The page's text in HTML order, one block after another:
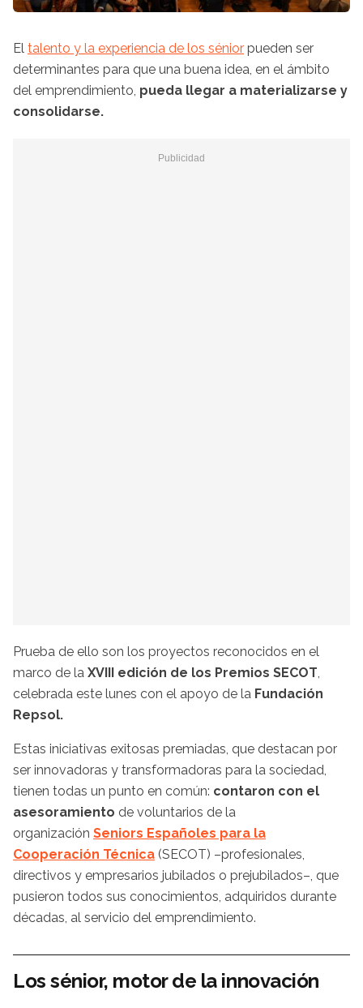
El talento y la experiencia de los sénior pueden ser
determinantes para que una buena idea, en el ámbito
del emprendimiento, pueda llegar a materializarse y
consolidarse.
Prueba de ello son los proyectos reconocidos en el
marco de la XVIII edición de los Premios SECOT,
celebrada este lunes con el apoyo de la Fundación
Repsol.
Estas iniciativas exitosas premiadas, que destacan por
ser innovadoras y transformadoras para la sociedad,
tienen todas un punto en común: contaron con el
asesoramiento de voluntarios de la
organización Seniors Españoles para la
Cooperación Técnica (SECOT) –profesionales,
directivos y empresarios jubilados o prejubilados–, que
pusieron todos sus conocimientos, adquiridos durante
décadas, al servicio del emprendimiento.
Los sénior, motor de la innovación